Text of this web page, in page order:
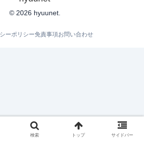
© 2026 hyuunet.
ーポリシー免責事項お問い合わせ
検索 トップ サイドバー